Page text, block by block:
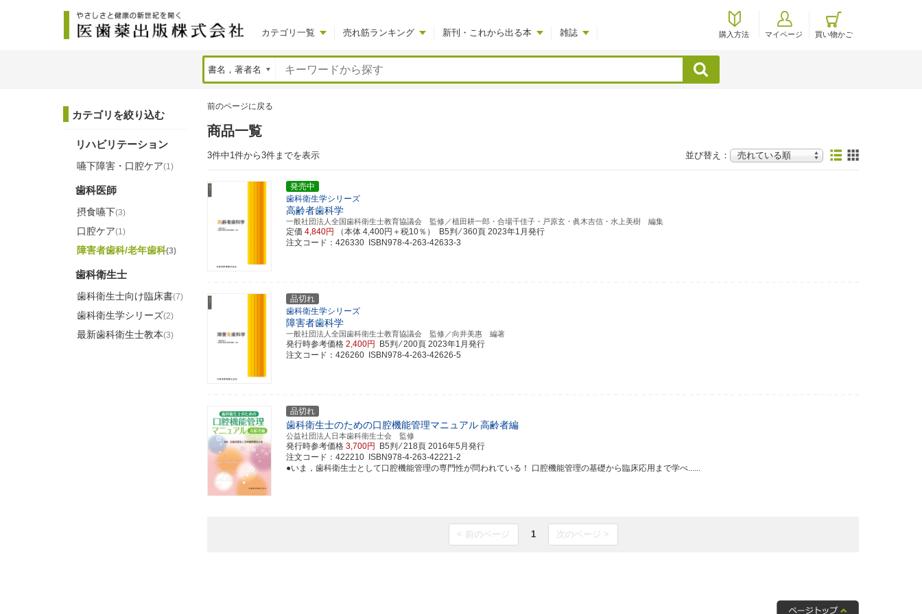
カテゴリ一覧 売れ筋ランキング 新刊・これから出る本 雑誌 購入方法 マイページ 買い物かご
検索
前のページに戻る
商品一覧
3件中1件から3件までを表示 並び替え：
発売中
歯科衛生学シリーズ
高齢者歯科学
一般社団法人全国歯科衛生士教育協議会 監修／植田耕一郎・合場千佳子・戸原玄・眞木吉信・水上美樹 編集
定価 4,840円 （本体 4,400円＋税10％） B5判 ⁄ 360頁 2023年1月発行
注文コード：426330 ISBN978-4-263-42633-3
品切れ
歯科衛生学シリーズ
障害者歯科学
一般社団法人全国歯科衛生士教育協議会 監修／向井美惠 編著
発行時参考価格 2,400円 B5判 ⁄ 200頁 2023年1月発行
注文コード：426260 ISBN978-4-263-42626-5
品切れ
歯科衛生士のための口腔機能管理マニュアル高齢者編
公益社団法人日本歯科衛生士会 監修
発行時参考価格 3,700円 B5判 ⁄ 218頁 2016年5月発行
注文コード：422210 ISBN978-4-263-42221-2
●いま，歯科衛生士として口腔機能管理の専門性が問われている！ 口腔機能管理の基礎から臨床応用まで学べ......
< 前のページ 1 次のページ >
カテゴリを絞り込む
リハビリテーション
嚥下障害・口腔ケア(1)
歯科医師
摂食嚥下(3)
口腔ケア(1)
障害者歯科/老年歯科(3)
歯科衛生士
歯科衛生士向け臨床書(7)
歯科衛生学シリーズ(2)
最新歯科衛生士教本(3)